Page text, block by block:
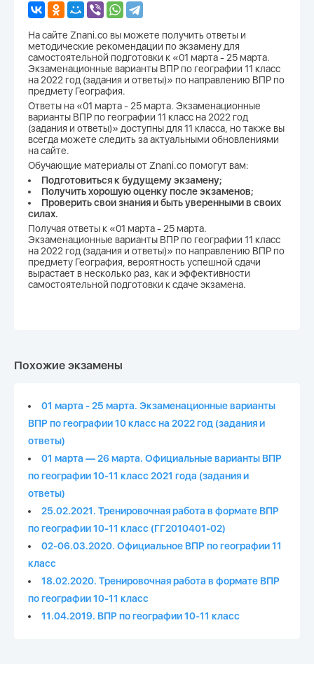
На сайте Znani.co вы можете получить ответы и
методические рекомендации по экзамену для
самостоятельной подготовки к «01 марта - 25 марта.
Экзаменационные варианты ВПР по географии 11 класс
на 2022 год (задания и ответы)» по направлению ВПР по
предмету География.
Ответы на «01 марта - 25 марта. Экзаменационные
варианты ВПР по географии 11 класс на 2022 год
(задания и ответы)» доступны для 11 класса, но также вы
всегда можете следить за актуальными обновлениями
на сайте.
Обучающие материалы от Znani.co помогут вам:
Подготовиться к будущему экзамену;
Получить хорошую оценку после экзаменов;
Проверить свои знания и быть уверенными в своих
силах.
Получая ответы к «01 марта - 25 марта.
Экзаменационные варианты ВПР по географии 11 класс
на 2022 год (задания и ответы)» по направлению ВПР по
предмету География, вероятность успешной сдачи
вырастает в несколько раз, как и эффективности
самостоятельной подготовки к сдаче экзамена.
Похожие экзамены
01 марта - 25 марта. Экзаменационные варианты
ВПР по географии 10 класс на 2022 год (задания и
ответы)
01 марта — 26 марта. Официальные варианты ВПР
по географии 10-11 класс 2021 года (задания и
ответы)
25.02.2021. Тренировочная работа в формате ВПР
по географии 10-11 класс (ГГ2010401-02)
02-06.03.2020. Официальное ВПР по географии 11
класс
18.02.2020. Тренировочная работа в формате ВПР
по географии 10-11 класс
11.04.2019. ВПР по географии 10-11 класс